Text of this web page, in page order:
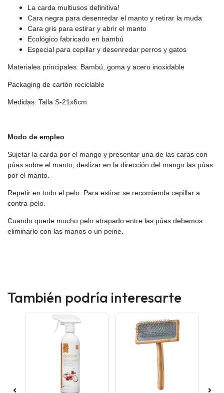
La carda multiusos definitiva!
Cara negra para desenredar el manto y retirar la muda
Cara gris para estirar y abrir el manto
Ecológico fabricado en bambú
Especial para cepillar y desenredar perros y gatos
Materiales principales: Bambú, goma y acero inoxidable
Packaging de cartón reciclable
Medidas: Talla S-21x6cm
Modo de empleo
Sujetar la carda por el mango y presentar una de las caras con
púas sobre el manto, deslizar en la dirección del mango las púas
por el manto.
Repetir en todo el pelo. Para estirar se recomienda cepillar a
contra-pelo.
Cuando quede mucho pelo atrapado entre las púas debemos
eliminarlo con las manos o un peine.
También podría interesarte